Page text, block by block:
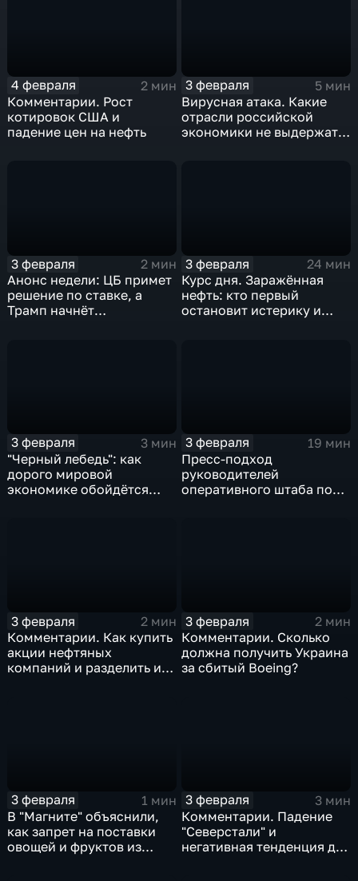
4 февраля
2 мин
Комментарии. Рост
котировок США и
падение цен на нефть
3 февраля
5 мин
Вирусная атака. Какие
отрасли российской
экономики не выдержат
3 февраля
2 мин
Анонс недели: ЦБ примет
решение по ставке, а
Трамп начнёт
3 февраля
24 мин
Курс дня. Заражённая
нефть: кто первый
остановит истерику и
3 февраля
3 мин
"Черный лебедь": как
дорого мировой
экономике обойдётся
3 февраля
19 мин
Пресс-подход
руководителей
оперативного штаба по
3 февраля
2 мин
Комментарии. Как купить
акции нефтяных
компаний и разделить их
3 февраля
2 мин
Комментарии. Сколько
должна получить Украина
за сбитый Boeing?
3 февраля
1 мин
В "Магните" объяснили,
как запрет на поставки
овощей и фруктов из
3 февраля
3 мин
Комментарии. Падение
"Северстали" и
негативная тенденция для